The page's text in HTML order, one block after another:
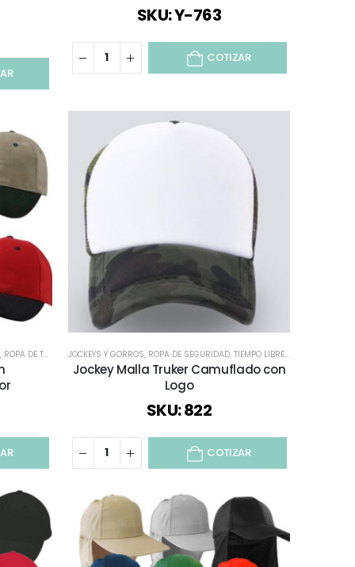
SKU: Y-763
COTIZAR
,ROPA DEPORTIVA ,TODO VESTUARIO, TODOS,VESTUARIO CORPORATIVO
, ROPA DE TRABAJO Y PUBLICITARIO ,ROPA DEPORTIVA,TIEMPO LIBRE / OUTDOOR
JOCKEYS Y GORROS, ROPA DE SEGURIDAD, TIEMPO LIBRE / OUTDOOR
Jockey Malla Truker Camuflado con
Logo
SKU: 822
COTIZAR